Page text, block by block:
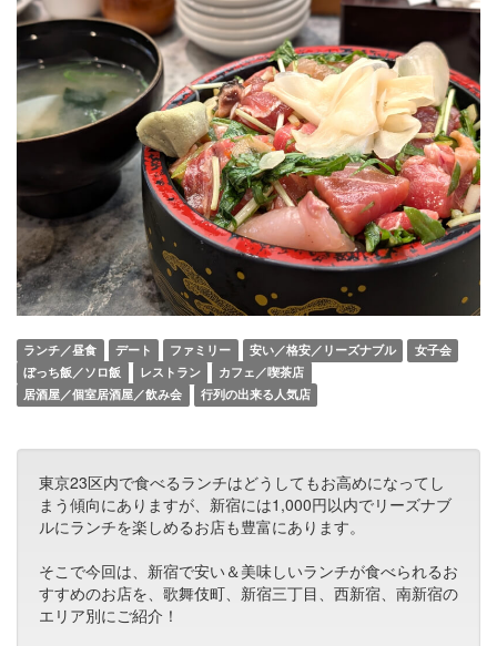
ランチ／昼食 デート ファミリー 安い／格安／リーズナブル
女子会
ぼっち飯／ソロ飯
レストラン
カフェ／喫茶店
居酒屋／個室居酒屋／飲み会
行列の出来る人気店
東京23区内で食べるランチはどうしてもお高めになってし
まう傾向にありますが、新宿には1,000円以内でリーズナブ
ルにランチを楽しめるお店も豊富にあります。
そこで今回は、新宿で安い＆美味しいランチが食べられるお
すすめのお店を、歌舞伎町、新宿三丁目、西新宿、南新宿の
エリア別にご紹介！